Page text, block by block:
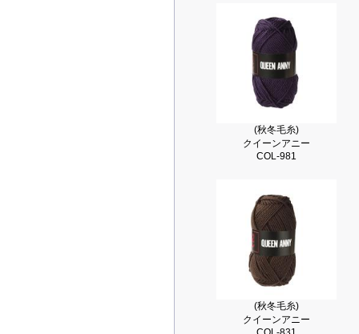
(秋冬毛糸)
クイーンアニー
COL-981
(秋冬毛糸)
クイーンアニー